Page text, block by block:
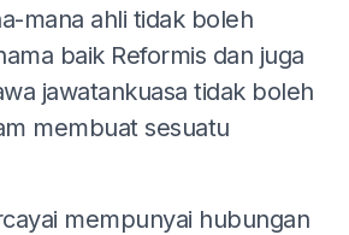
mana ahli tidak boleh
baik Reformis dan juga
jawatankuasa tidak boleh
membuat sesuatu
mempunyai hubungan